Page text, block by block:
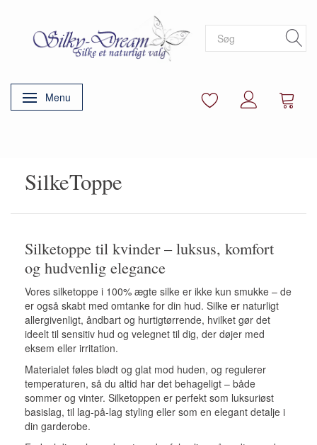
Skifte navigation
Menu
SilkeToppe
Silketoppe til kvinder – luksus, komfort
og hudvenlig elegance
Vores silketoppe i 100% ægte silke er ikke kun smukke – de
er også skabt med omtanke for din hud. Silke er naturligt
allergivenligt, åndbart og hurtigtørrende, hvilket gør det
ideelt til sensitiv hud og velegnet til dig, der døjer med
eksem eller irritation.
Materialet føles blødt og glat mod huden, og regulerer
temperaturen, så du altid har det behageligt – både
sommer og vinter. Silketoppen er perfekt som luksuriøst
basislag, til lag-på-lag styling eller som en elegant detalje i
din garderobe.